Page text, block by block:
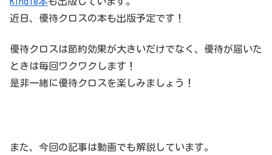
近日、優待クロスの本も出版予定です！
優待クロスは節約効果が大きいだけでなく、優待が届いた
ときは毎回ワクワクします！
是非一緒に優待クロスを楽しみましょう！
また、今回の記事は動画でも解説しています。